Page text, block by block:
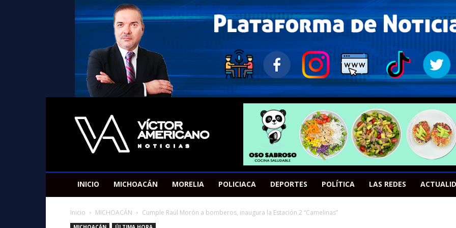
Americano
Victor
INICIO MICHOACÁN MORELIA POLICIACA DEPORTES POLÍTICA LAS REDES
Inicio MICHOACÁN Cumple Raúl Morón a bomberos, inaugura la Estación 2 “Camelinas”